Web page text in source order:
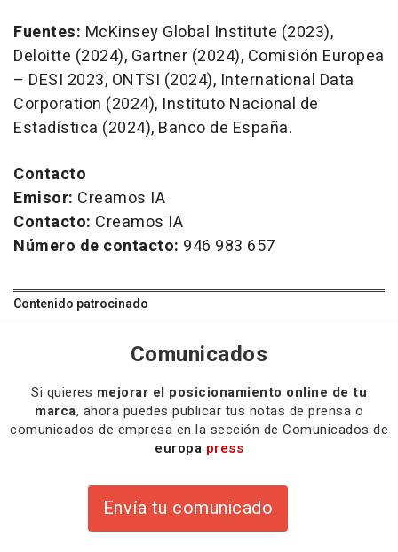
Fuentes: McKinsey Global Institute (2023),
Deloitte (2024), Gartner (2024), Comisión Europea
– DESI 2023, ONTSI (2024), International Data
Corporation (2024), Instituto Nacional de
Estadística (2024), Banco de España.
Contacto
Emisor: Creamos IA
Contacto: Creamos IA
Número de contacto: 946 983 657
Contenido patrocinado
Comunicados
Si quieres mejorar el posicionamiento online de tu
marca, ahora puedes publicar tus notas de prensa o
comunicados de empresa en la sección de Comunicados de
europa press
Envía tu comunicado